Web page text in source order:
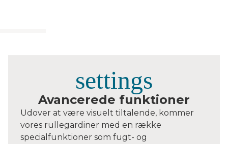
Avancerede funktioner
Udover at være visuelt tiltalende, kommer
vores rullegardiner med en række
specialfunktioner som fugt- og